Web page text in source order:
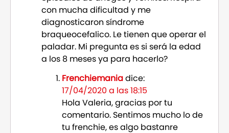
con mucha dificultad y me
diagnosticaron síndrome
braqueocefalico. Le tienen que operar el
paladar. Mi pregunta es si será la edad
a los 8 meses ya para hacerlo?
Frenchiemaniadice:
17/04/2020 a las 18:15
Hola Valeria, gracias por tu
comentario. Sentimos mucho lo de
tu frenchie, es algo bastanre